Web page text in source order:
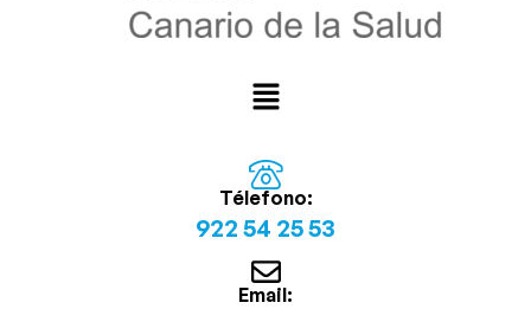
Télefono:
922 54 25 53
Email: